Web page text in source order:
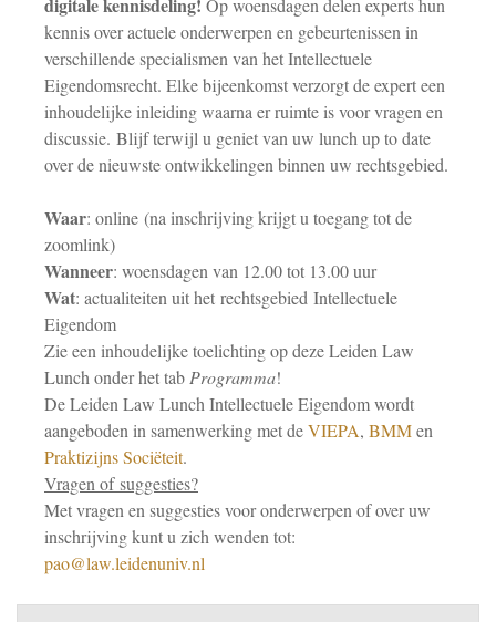
Op woensdagen delen experts hun
kennis over actuele onderwerpen en gebeurtenissen in
verschillende specialismen van het Intellectuele
Eigendomsrecht. Elke bijeenkomst verzorgt de expert een
inhoudelijke inleiding waarna er ruimte is voor vragen en
discussie. Blijf terwijl u geniet van uw lunch up to date
over de nieuwste ontwikkelingen binnen uw rechtsgebied.
Waar: online (na inschrijving krijgt u toegang tot de
zoomlink)
Wanneer: woensdagen van 12.00 tot 13.00 uur
Wat: actualiteiten uit het rechtsgebied Intellectuele
Eigendom
Zie een inhoudelijke toelichting op deze Leiden Law
Lunch onder het tab Programma!
De Leiden Law Lunch Intellectuele Eigendom wordt
aangeboden in samenwerking met deVIEPA, BMMen
Praktizijns Sociëteit.
Vragen of suggesties?
Met vragen en suggesties voor onderwerpen of over uw
inschrijving kunt u zich wenden tot:
pao@law.leidenuniv.nl